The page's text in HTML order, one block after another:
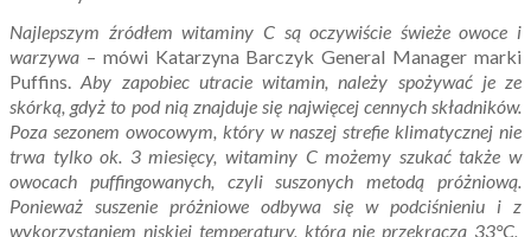
Najlepszym źródłem witaminy C są oczywiście świeże owoce i
warzywa – mówi Katarzyna Barczyk General Manager marki
Puffins.Aby zapobiec utracie witamin, należy spożywać je ze
skórką, gdyż to pod nią znajduje się najwięcej cennych składników.
Poza sezonem owocowym, który w naszej strefie klimatycznej nie
trwa tylko ok. 3 miesięcy, witaminy C możemy szukać także w
owocach puffingowanych, czyli suszonych metodą próżniową.
Ponieważ suszenie próżniowe odbywa się w podciśnieniu i z
wykorzystaniem niskiej temperatury, która nie przekracza 33°C,